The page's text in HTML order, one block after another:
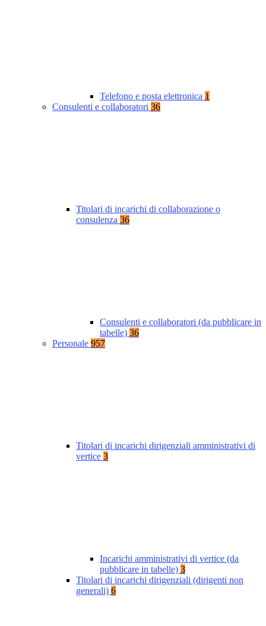
Telefono e posta elettronica 1
Consulenti e collaboratori 36
Titolari di incarichi di collaborazione o
consulenza 36
Consulenti e collaboratori (da pubblicare in
tabelle) 36
Personale 957
Titolari di incarichi dirigenziali amministrativi di
vertice 3
Incarichi amministrativi di vertice (da
pubblicare in tabelle) 3
Titolari di incarichi dirigenziali (dirigenti non
generali) 6